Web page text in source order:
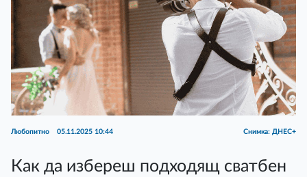
Любопитно 05.11.2025 10:44 Снимка: ДНЕС+
Как да избереш подходящ сватбен